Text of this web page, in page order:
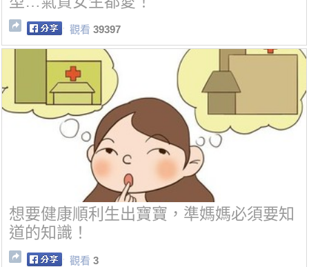
觀看 39397
想要健康順利生出寶寶，準媽媽必須要知
道的知識！
觀看 3